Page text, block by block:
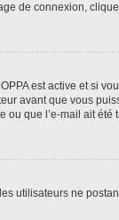
de connexion,
est active et si
avant que vous
que l’e-mail ait
utilisateurs ne